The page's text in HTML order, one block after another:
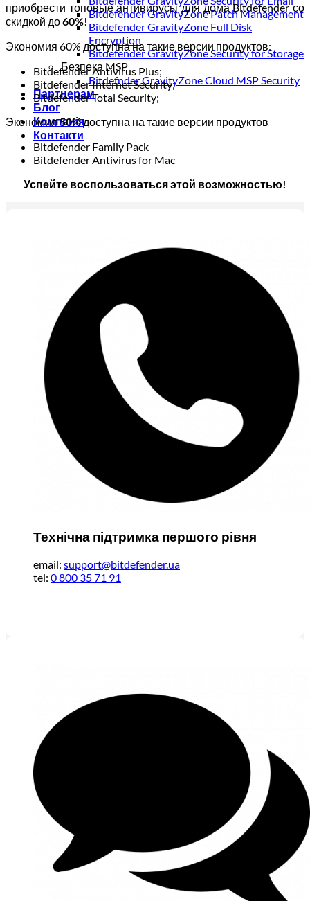
Bitdefender GravityZone Patch Management
Bitdefender GravityZone Full Disk
Encryption
Bitdefender GravityZone Security for Storage
Безпека MSP
Bitdefnder GravityZone Cloud MSP Security
Партнерам
Блог
Компанія
Контакти
приобрести топовые антивирусы для дома Bitdefender со
скидкой до60%!
Экономия 60% доступна на такие версии продуктов:
Bitdefender Antivirus Plus;
Bitdefender Internet Security;
Bitdefender Total Security;
Экономия50%доступна на такие версии продуктов
Bitdefender Family Pack
Bitdefender Antivirus for Mac
Успейте воспользоваться этой возможностью!
Технічна підтримка першого рівня
email: support@bitdefender.ua
tel: 0 800 35 71 91